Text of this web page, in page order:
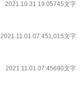
2021.10.31 19:05745文字
2021.11.01 07:451,015文字
2021.11.01 07:45690文字